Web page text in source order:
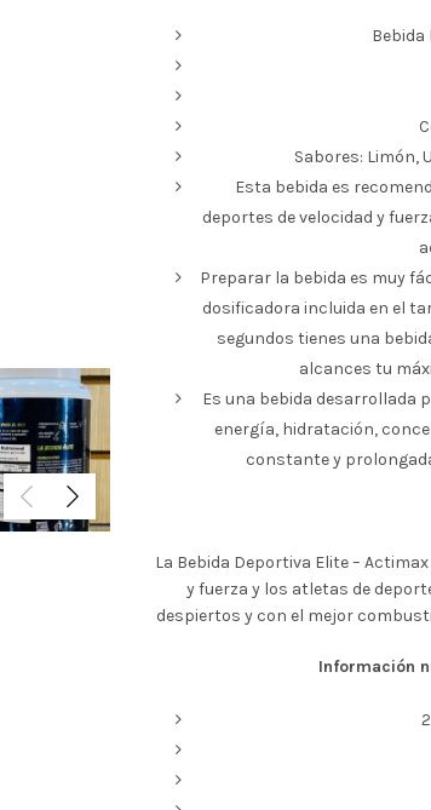
Sabores: Limón,
Esta bebida es
deportes de velocidad y
Preparar la bebida es muy
dosificadora incluida en el
segundos tienes una
alcances tu
Es una bebida desarrollada
energía, hidratación,
constante y
La Bebida Deportiva Elite –
y fuerza y los atletas de
despiertos y con el mejor
Información